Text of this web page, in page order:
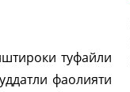
туфайли
фаолияти